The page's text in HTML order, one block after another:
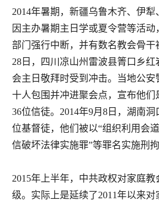
2014年暑期，新疆乌鲁木齐、伊
因主办暑期主日学或夏令营等活
部门强行中断，并有数名教会骨干
28 日，四川凉山州雷波县箐口乡
会主日敬拜时受到冲击。当地公
十人包围并冲进聚会点，宣布他们
36位信徒。 2014年9月 8 日，湖南
位基督徒，他们被以“组织利用会
信破坏法律实施罪”等罪名实施刑拘
2015年上半年，中共政权对家庭教
级。实际上是延续了2011年以来对